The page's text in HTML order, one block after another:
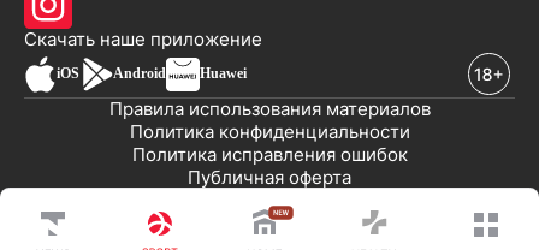
Скачать наше приложениеновостей
iOS Android Huawei
Публичная оферта
Политика исправления ошибок
Политика конфиденциальности
Правила использования материалов
© 2008-2026 ТОО «EML»